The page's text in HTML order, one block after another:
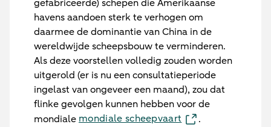
gefabriceerde) schepen die Amerikaanse
havens aandoen sterk te verhogen om
daarmee de dominantie van China in de
wereldwijde scheepsbouw te verminderen.
Als deze voorstellen volledig zouden worden
uitgerold (er is nu een consultatieperiode
ingelast van ongeveer een maand), zou dat
flinke gevolgen kunnen hebben voor de
mondiale mondiale scheepvaart .